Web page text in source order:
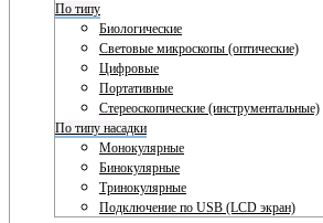
По типу
Биологические
Световые микроскопы (оптические)
Цифровые
Портативные
Стереоскопические (инструментальные)
По типу насадки
Монокулярные
Бинокулярные
Тринокулярные
Подключение по USB (LCD экран)